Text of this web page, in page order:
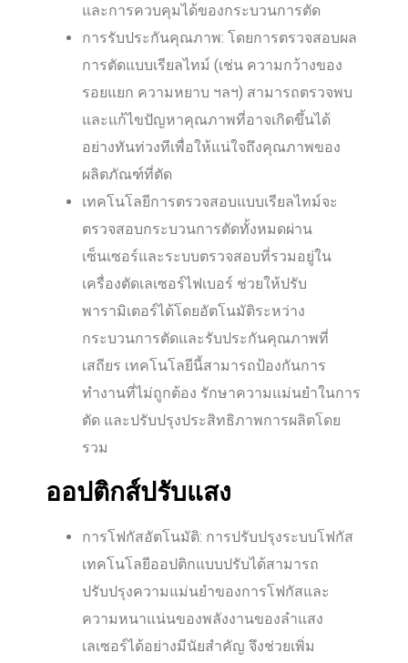
และการควบคุมได้ของกระบวนการตัด
การรับประกันคุณภาพ: โดยการตรวจสอบผล
การตัดแบบเรียลไทม์ (เช่น ความกว้างของ
รอยแยก ความหยาบ ฯลฯ) สามารถตรวจพบ
และแก้ไขปัญหาคุณภาพที่อาจเกิดขึ้นได้
อย่างทันท่วงทีเพื่อให้แน่ใจถึงคุณภาพของ
ผลิตภัณฑ์ที่ตัด
เทคโนโลยีการตรวจสอบแบบเรียลไทม์จะ
ตรวจสอบกระบวนการตัดทั้งหมดผ่าน
เซ็นเซอร์และระบบตรวจสอบที่รวมอยู่ใน
เครื่องตัดเลเซอร์ไฟเบอร์ ช่วยให้ปรับ
พารามิเตอร์ได้โดยอัตโนมัติระหว่าง
กระบวนการตัดและรับประกันคุณภาพที่
เสถียร เทคโนโลยีนี้สามารถป้องกันการ
ทำงานที่ไม่ถูกต้อง รักษาความแม่นยำในการ
ตัด และปรับปรุงประสิทธิภาพการผลิตโดย
รวม
ออปติกส์ปรับแสง
การโฟกัสอัตโนมัติ: การปรับปรุงระบบโฟกัส
เทคโนโลยีออปติกแบบปรับได้สามารถ
ปรับปรุงความแม่นยำของการโฟกัสและ
ความหนาแน่นของพลังงานของลำแสง
เลเซอร์ได้อย่างมีนัยสำคัญ จึงช่วยเพิ่ม